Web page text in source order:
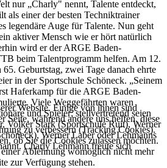
nur „Charly" nennt, Talente entdeckt,
als einer der besten Techniktrainer
legendäre Auge für Talente. Nun geht
aktiver Mensch wie er hört natürlich
wird er der ARGE Baden-
beim Talentprogramm helfen. Am 12.
Geburtstag, zwei Tage danach ehrte
in der Sportschule Schöneck. „Seinem
Haferkamp für die ARGE Baden-
Viele Weggefährten waren
und Spieler; stellvertretend seien
Volker Stark (Sportschule Ruit), Werner
Werner Laber oder Lehmanns
Charly Lehmann freute sich
Website. Einige von ihnen sind
Seite, während andere uns helfen, diese
zu verbessern (Tracking Cookies).
ob Sie die Cookies zulassen möchten.
einer Ablehnung womöglich nicht mehr
zur Verfügung stehen.